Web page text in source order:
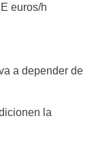
euros/h
a depender de
la